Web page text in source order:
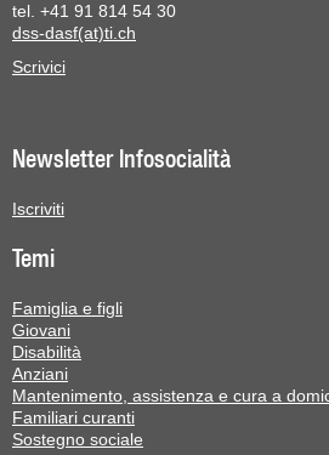
tel. +41 91 814 54 30
dss-dasf(at)ti.ch
Scrivici
Newsletter Infosocialità
Iscriviti
Temi
Famiglia e figli
Giovani
Disabilità
Anziani
Mantenimento, assistenza e cura a
Familiari curanti
Sostegno sociale